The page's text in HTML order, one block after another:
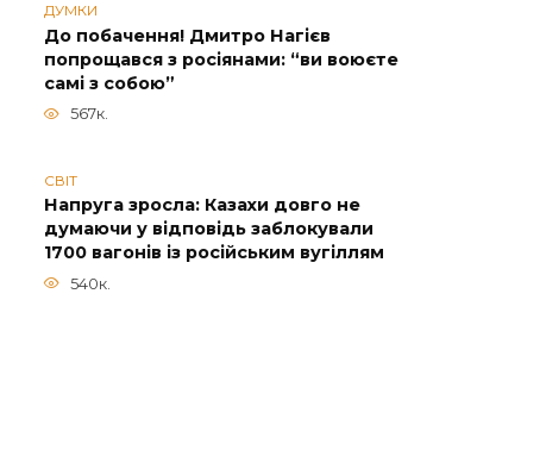
ДУМКИ
До побачення! Дмитро Нагієв
попрощався з росіянами: “ви воюєте
самі з собою”
567к.
СВІТ
Напруга зросла: Казахи довго не
думаючи у відповідь заблокували
1700 вагонів із російським вугіллям
540к.